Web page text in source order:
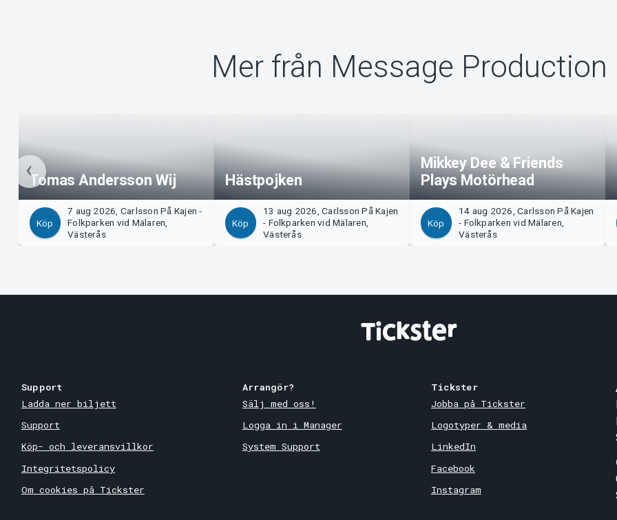
Mer från Message Production
Tomas Andersson Wij
Köp
7 aug 2026, Carlsson På Kajen -
Folkparken vid Mälaren,
Västerås
Hästpojken
Köp
13 aug 2026, Carlsson På Kajen
- Folkparken vid Mälaren,
Västerås
Mikkey Dee & Friends
Plays Motörhead
Köp
14 aug 2026, Carlsson På Kajen
- Folkparken vid Mälaren,
Västerås
Support
Ladda ner biljett
Support
Köp- och leveransvillkor
Integritetspolicy
Om cookies på Tickster
Arrangör?
Sälj med oss!
Logga in i Manager
System Support
Tickster
Jobba på Tickster
Logotyper & media
LinkedIn
Facebook
Instagram